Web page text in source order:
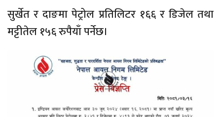
सुर्खेत र दाङमा पेट्रोल प्रतिलिटर १६६ र डिजेल तथा
मट्टीतेल १५६ रुपैयाँ पर्नेछ।